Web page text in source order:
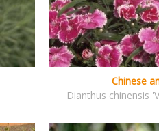
Chinese
Dianthus chinensis